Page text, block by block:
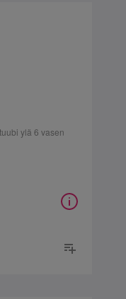
ylä 6 vasen